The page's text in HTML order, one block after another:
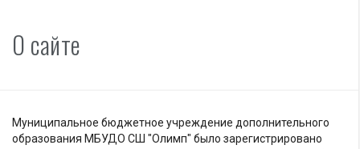
О сайте
Муниципальное бюджетное учреждение дополнительного
образования МБУДО СШ "Олимп" было зарегистрировано